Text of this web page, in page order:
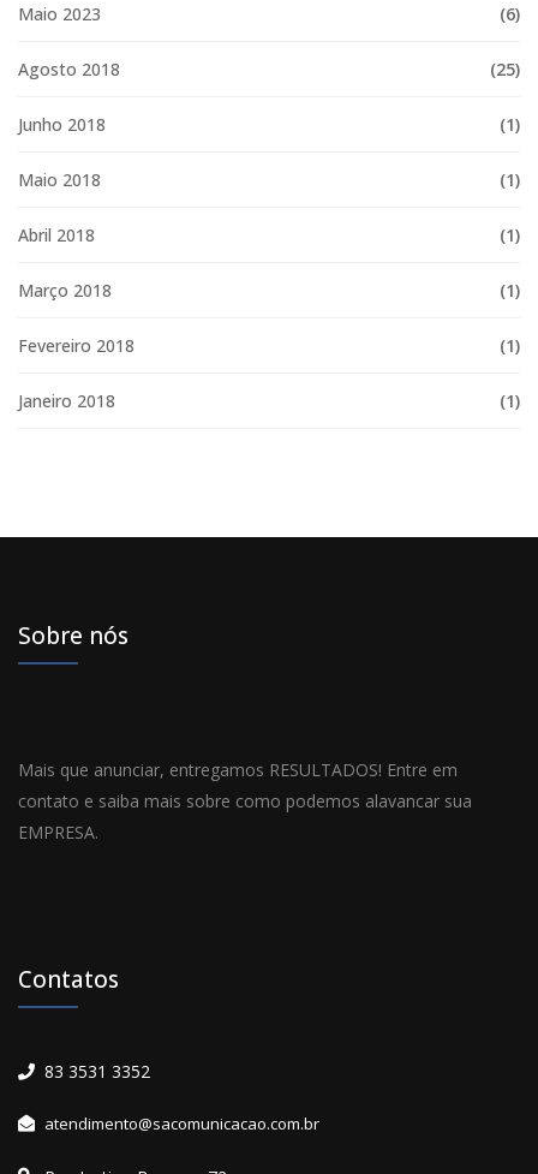
Maio 2023 (6)
Agosto 2018 (25)
Junho 2018 (1)
Maio 2018 (1)
Abril 2018 (1)
Março 2018 (1)
Fevereiro 2018 (1)
Janeiro 2018 (1)
Sobre nós
Mais que anunciar, entregamos RESULTADOS! Entre em
contato e saiba mais sobre como podemos alavancar sua
EMPRESA.
Contatos
83 3531 3352
atendimento@sacomunicacao.com.br